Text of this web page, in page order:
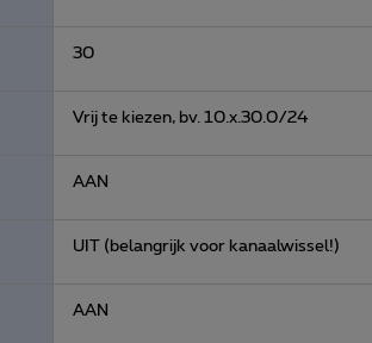
30
Vrij te kiezen, bv. 10.x.30.0/24
AAN
UIT (belangrijk voor kanaalwissel!)
AAN